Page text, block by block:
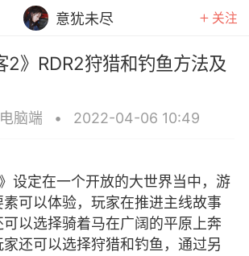
意犹未尽 关注
2》RDR2狩猎和钓鱼方法及
电脑端 • 2022-04-06 10:49
设定在一个开放的大世界当中，游
可以体验，玩家在推进主线故事
以选择骑着马在广阔的平原上奔
还可以选择狩猎和钓鱼，通过另